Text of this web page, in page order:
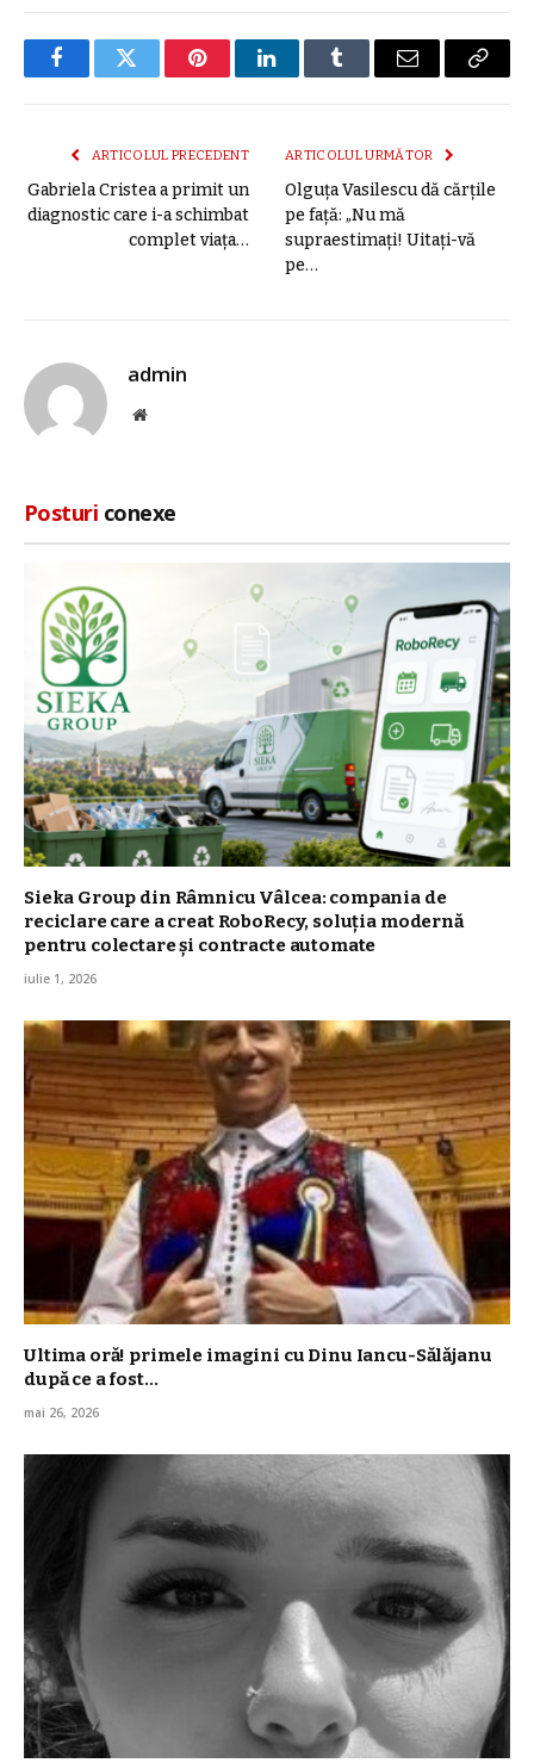
FacebookTwitter PinterestLinkedInTumblr E-
ARTICOLUL PRECEDENT
Gabriela Cristea a primit un
diagnostic care i-a schimbat
complet viața…
ARTICOLUL URMĂTOR
Olguța Vasilescu dă cărțile
pe față: „Nu mă
supraestimaţi! Uitaţi-vă
pe…
admin
Site
Posturi conexe
Sieka Group din Râmnicu Vâlcea: compania de
reciclare care a creat RoboRecy, soluția modernă
pentru colectare și contracte automate
iulie 1, 2026
Ultima oră! primele imagini cu Dinu Iancu-Sălăjanu
după ce a fost…
mai 26, 2026